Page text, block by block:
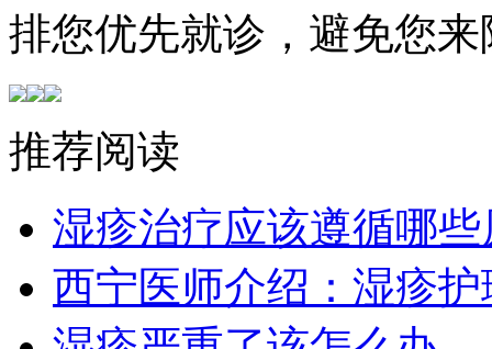
排您优先就诊，避免您
推荐阅读
湿疹治疗应该遵循哪些
西宁医师介绍：湿疹